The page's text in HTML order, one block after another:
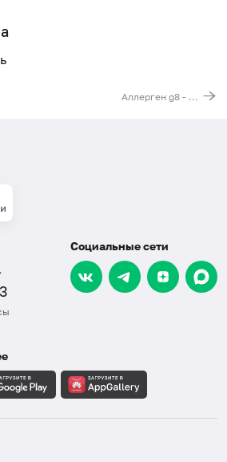
Аллерген g8 - мятлик луговой, IgE (ImmunoCAP)
Социальные сети